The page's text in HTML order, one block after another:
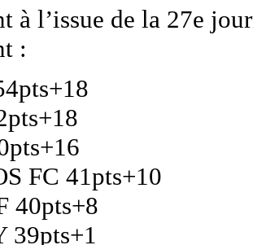
à l’issue de la 27e
:
FC 41pts+10
40pts+8
39pts+1